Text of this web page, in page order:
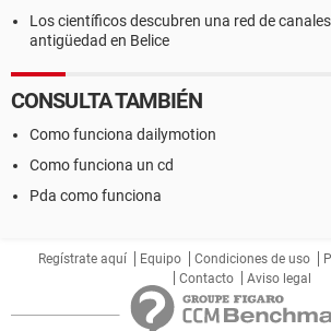
Los científicos descubren una red de
antigüedad en Belice
CONSULTA TAMBIÉN
Como funciona dailymotion
Como funciona un cd
Pda como funciona
Regístrate aquí Equipo Condiciones de uso
Contacto
Aviso legal